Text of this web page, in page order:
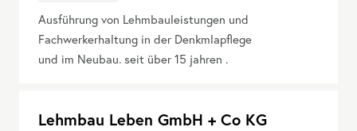
Ausführung von Lehmbauleistungen und
Fachwerkerhaltung in der Denkmlapflege
und im Neubau. seit über 15 jahren .
Lehmbau Leben GmbH + Co KG